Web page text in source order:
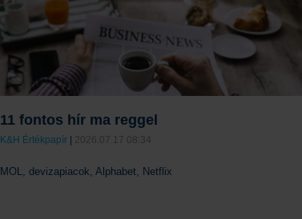
11 fontos hír ma reggel
K&H Értékpapír| 2026.07.17 08:34
MOL, devizapiacok, Alphabet, Netflix